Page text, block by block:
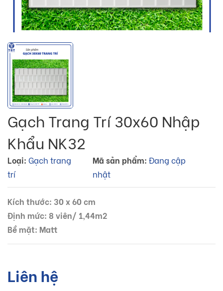
Gạch Trang Trí 30x60 Nhập
Khẩu NK32
Loại: Gạch trang
trí
Mã sản phẩm: Đang cập
nhật
Kích thước: 30 x 60 cm
Định mức: 8 viên/ 1,44m2
Bề mặt: Matt
Liên hệ